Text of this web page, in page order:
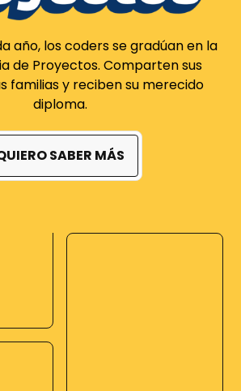
año, los coders se gradúan en la
de Proyectos. Comparten sus
familias y reciben su merecido
diploma.
SABER MÁS